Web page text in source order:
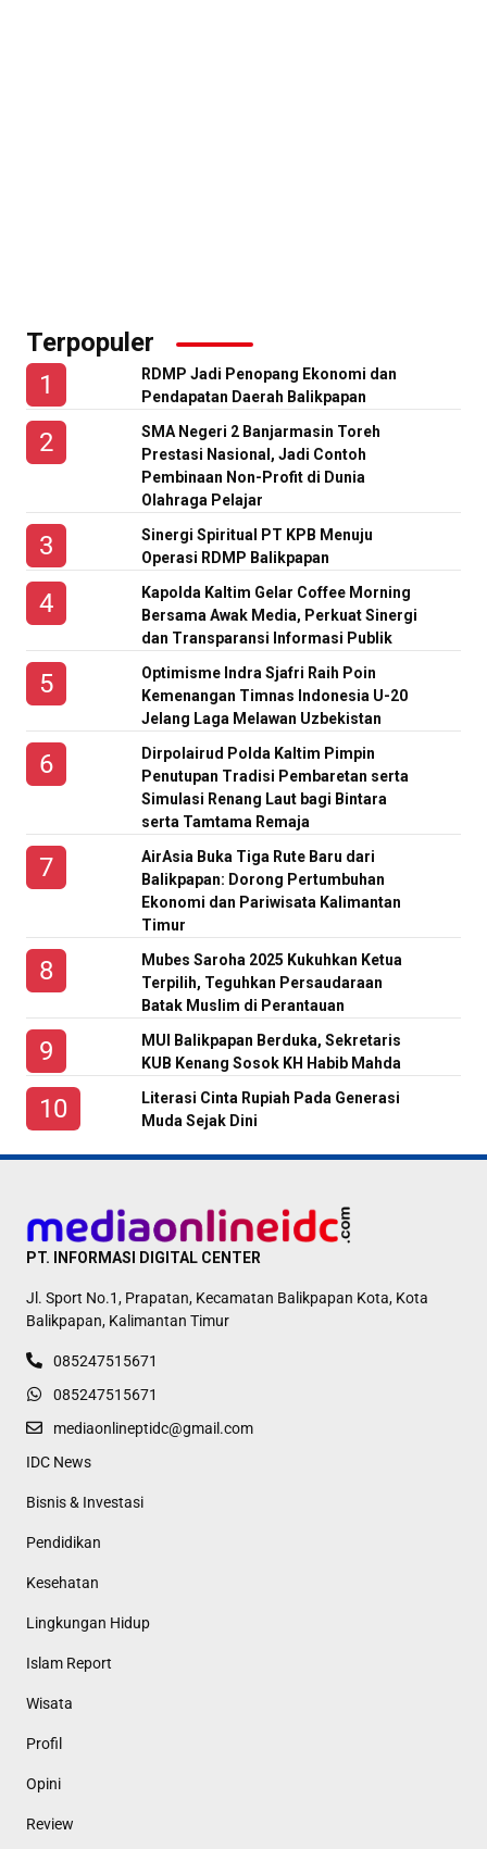
Terpopuler
RDMP Jadi Penopang Ekonomi dan
Pendapatan Daerah Balikpapan
SMA Negeri 2 Banjarmasin Toreh
Prestasi Nasional, Jadi Contoh
Pembinaan Non-Profit di Dunia
Olahraga Pelajar
Sinergi Spiritual PT KPB Menuju
Operasi RDMP Balikpapan
Kapolda Kaltim Gelar Coffee Morning
Bersama Awak Media, Perkuat Sinergi
dan Transparansi Informasi Publik
Optimisme Indra Sjafri Raih Poin
Kemenangan Timnas Indonesia U-20
Jelang Laga Melawan Uzbekistan
Dirpolairud Polda Kaltim Pimpin
Penutupan Tradisi Pembaretan serta
Simulasi Renang Laut bagi Bintara
serta Tamtama Remaja
AirAsia Buka Tiga Rute Baru dari
Balikpapan: Dorong Pertumbuhan
Ekonomi dan Pariwisata Kalimantan
Timur
Mubes Saroha 2025 Kukuhkan Ketua
Terpilih, Teguhkan Persaudaraan
Batak Muslim di Perantauan
MUI Balikpapan Berduka, Sekretaris
KUB Kenang Sosok KH Habib Mahda
Literasi Cinta Rupiah Pada Generasi
Muda Sejak Dini
PT. INFORMASI DIGITAL CENTER
Jl. Sport No.1, Prapatan, Kecamatan Balikpapan Kota, Kota
Balikpapan, Kalimantan Timur
085247515671
085247515671
mediaonlineptidc@gmail.com
IDC News
Bisnis & Investasi
Pendidikan
Kesehatan
Lingkungan Hidup
Islam Report
Wisata
Profil
Opini
Review